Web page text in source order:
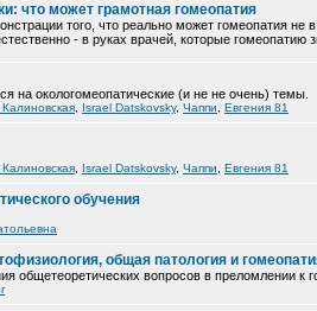
что может грамотная гомеопатия
того, что реально может гомеопатия не
- в руках врачей, которые гомеопатию
на окологомеопатические (и не не очень) темы.
Israel Datskovsky, Чаппи Евгения 81
Israel Datskovsky, Чаппи Евгения 81
обучения
общая патология и
общетеоретических вопросов в преломлении к